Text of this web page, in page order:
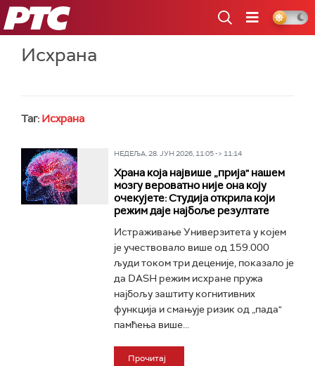
РТС
Исхрана
Таг: Исхрана
НЕДЕЉА, 28. ЈУН 2026, 11:05 -> 11:14
Храна која највише „прија" нашем
мозгу вероватно није она коју
очекујете: Студија открила који
режим даје најбоље резултате
Истраживање Универзитета у којем
је учествовало више од 159.000
људи током три деценије, показало је
да DASH режим исхране пружа
најбољу заштиту когнитивних
функција и смањује ризик од „пада"
памћења више...
Прочитај